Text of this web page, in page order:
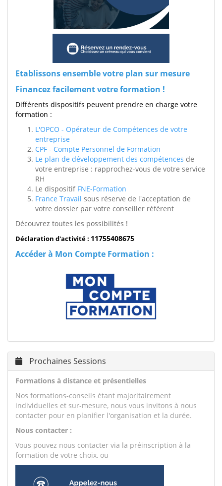
Etablissons ensemble votre plan sur mesure
Financez facilement votre formation !
Différents dispositifs peuvent prendre en charge votre
formation :
L'OPCO - Opérateur de Compétences de votre
entreprise
CPF - Compte Personnel de Formation
Le plan de développement des compétences de
votre entreprise : rapprochez-vous de votre service
RH
Le dispositif FNE-Formation
France Travail sous réserve de l'acceptation de
votre dossier par votre conseiller référent
Découvrez toutes les possibilités !
Déclaration d'activité : 11755408675
Accéder à Mon Compte Formation :
Prochaines Sessions
Formations à distance et présentielles
Nos formations-conseils étant majoritairement
individuelles et sur-mesure, nous vous invitons à nous
contacter pour en planifier l'organisation et la durée.
Nous contacter :
Vous pouvez nous contacter via la préinscription à la
formation de votre choix, ou